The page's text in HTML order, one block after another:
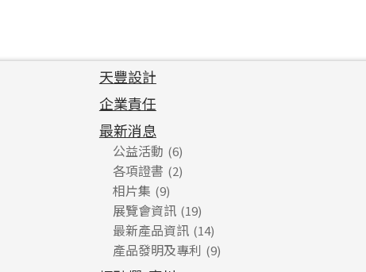
天豐設計
企業責任
最新消息
公益活動 (6)
各項證書 (2)
相片集 (9)
展覽會資訊 (19)
最新產品資訊 (14)
產品發明及專利 (9)